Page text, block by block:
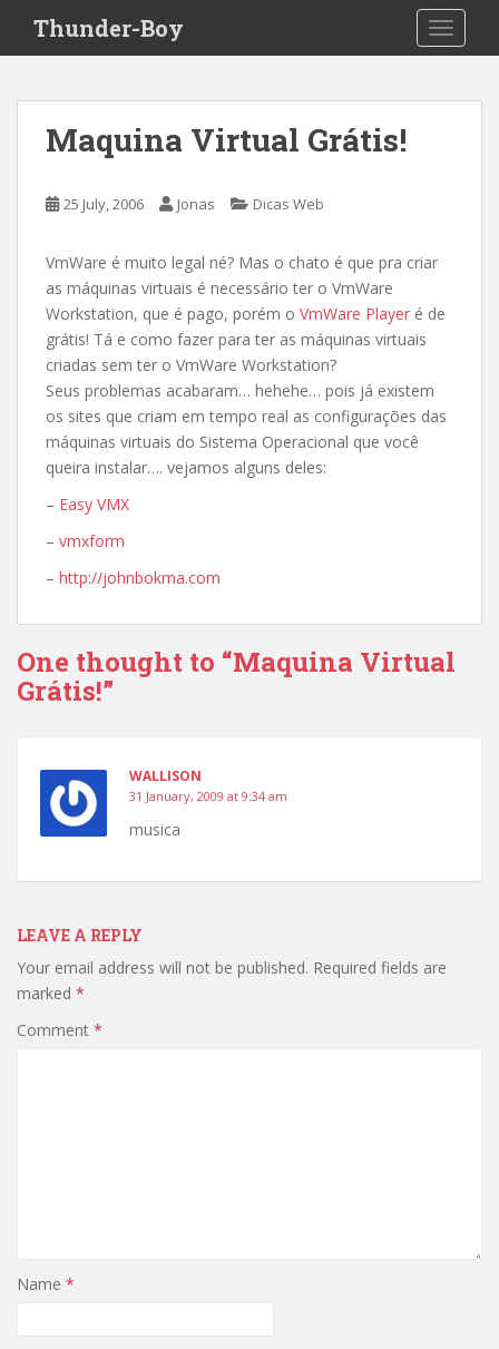
i
Thunder-Boy
Maquina Virtual Grátis!
25 July, 2006 Jonas Dicas Web
VmWare é muito legal né? Mas o chato é que pra criar
as máquinas virtuais é necessário ter o VmWare
Workstation, que é pago, porém o VmWare Player é de
grátis! Tá e como fazer para ter as máquinas virtuais
criadas sem ter o VmWare Workstation?
Seus problemas acabaram… hehehe… pois já existem
os sites que criam em tempo real as configurações das
máquinas virtuais do Sistema Operacional que você
queira instalar…. vejamos alguns deles:
– Easy VMX
– vmxform
– http://johnbokma.com
One thought to “Maquina Virtual
Grátis!”
WALLISON
31 January, 2009 at 9:34 am
musica
LEAVE A REPLY
Your email address will not be published. Required fields are
marked *
Comment *
Name *